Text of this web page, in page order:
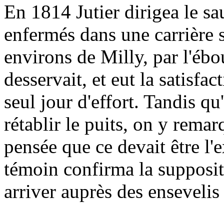
En 1814 Jutier dirigea le
enfermés dans une
environs de Milly, par
desservait, et eut la
seul jour d'effort. Tandis
rétablir le puits, on y
pensée que ce devait être
témoin confirma la
arriver auprès des